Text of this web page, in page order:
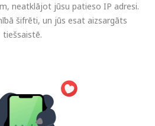
neatklājot jūsu patieso IP adresi.
šifrēti, un jūs esat aizsargāts
tiešsaistē.